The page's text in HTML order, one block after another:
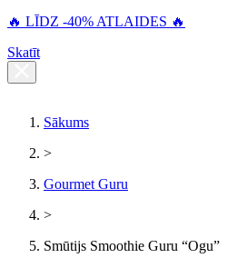
🔥 LĪDZ -40% ATLAIDES 🔥
Skatīt
Sākums
>
Gourmet Guru
>
Smūtijs Smoothie Guru “Ogu”